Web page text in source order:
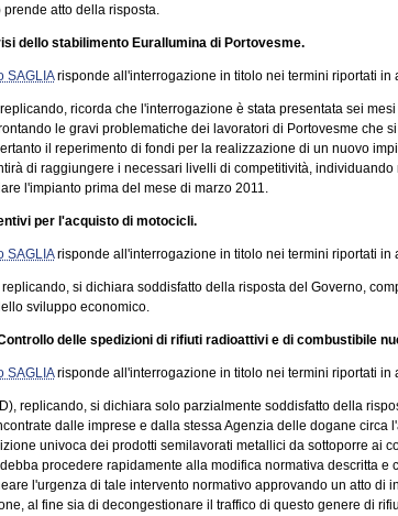
prende atto della risposta.
dello stabilimento Eurallumina di Portovesme.
SAGLIArisponde all'interrogazione in titolo nei termini riportati in
ricorda che l'interrogazione è stata presentata sei
le gravi problematiche dei lavoratori di Portovesme che
il reperimento di fondi per la realizzazione di un nuovo
di raggiungere i necessari livelli di competitività,
l'impianto prima del mese di marzo 2011.
per l'acquisto di motocicli.
SAGLIArisponde all'interrogazione in titolo nei termini riportati in
si dichiara soddisfatto della risposta del Governo,
sviluppo economico.
delle spedizioni di rifiuti radioattivi e di combustibile
SAGLIArisponde all'interrogazione in titolo nei termini riportati in
replicando, si dichiara solo parzialmente soddisfatto della
dalle imprese e dalla stessa Agenzia delle dogane circa
univoca dei prodotti semilavorati metallici da sottoporre ai
procedere rapidamente alla modifica normativa descritta e
l'urgenza di tale intervento normativo approvando un atto di
al fine sia di decongestionare il traffico di questo genere di